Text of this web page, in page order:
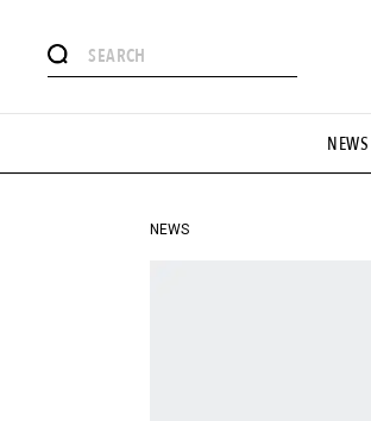
NEWS
#憧れの逸品
#GH 銘品の所以 #フイナムのYouTube
#HANDSOME HANDBOOK
NEWS